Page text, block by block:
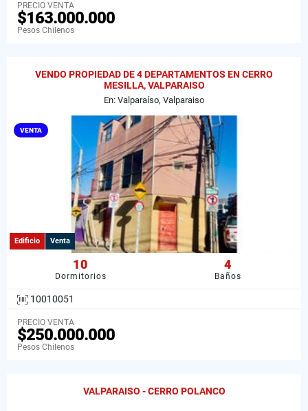
PRECIO VENTA
$163.000.000
Pesos Chilenos
VENDO PROPIEDAD DE 4 DEPARTAMENTOS EN CERRO
MESILLA, VALPARAISO
En: Valparaíso, Valparaiso
VENTA
Edificio Venta
10
Dormitorios
4
Baños
10010051
PRECIO VENTA
$250.000.000
Pesos Chilenos
VALPARAISO - CERRO POLANCO